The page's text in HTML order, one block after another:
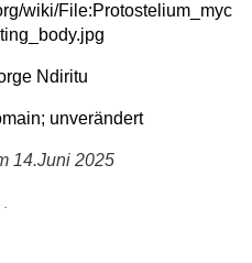
wiki/File:Protostelium_myc
Ndiritu
unverändert
14.Juni 2025